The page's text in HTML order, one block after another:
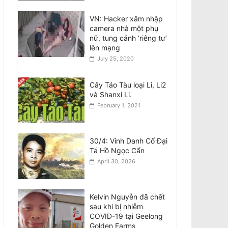
Teens involved in fatal
attack on Van Viet
Truong freed on bail
August 8, 2026
đâm nhau ở Sydney
August 8, 2026
gốc Việt ở Fitzroy
North
August 7, 2026
VN: Hacker xâm nhập
camera nhà một phụ
nữ, tung cảnh ‘riêng tư’
lên mạng
July 25, 2020
Cây Táo Tàu loại Li, Li2
và Shanxi Li.
February 1, 2021
30/4: Vinh Danh Cố Đại
Tá Hồ Ngọc Cẩn
April 30, 2026
Kelvin Nguyễn đã chết
sau khi bị nhiễm
COVID-19 tại Geelong
Golden Farms